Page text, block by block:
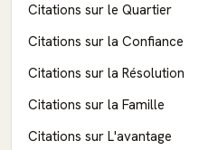
Citations sur le Quartier
Citations sur la Confiance
Citations sur la Résolution
Citations sur la Famille
Citations sur L'avantage